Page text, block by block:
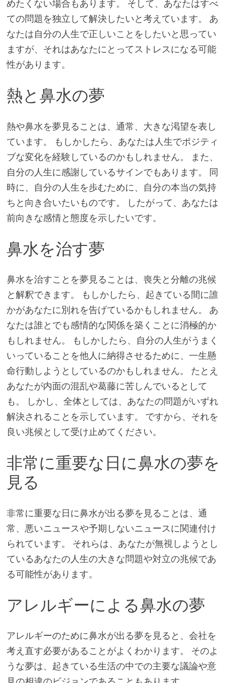
めたくない場合もあります。 そして、あなたはすべ
ての問題を独立して解決したいと考えています。 あ
なたは自分の人生で正しいことをしたいと思ってい
ますが、それはあなたにとってストレスになる可能
性があります。
熱と鼻水の夢
熱や鼻水を夢見ることは、通常、大きな渇望を表し
ています。 もしかしたら、あなたは人生でポジティ
ブな変化を経験しているのかもしれません。 また、
自分の人生に感謝しているサインでもあります。 同
時に、自分の人生を歩むために、自分の本当の気持
ちと向き合いたいものです。 したがって、あなたは
前向きな感情と態度を示したいです。
鼻水を治す夢
鼻水を治すことを夢見ることは、喪失と分離の兆候
と解釈できます。 もしかしたら、起きている間に誰
かがあなたに別れを告げているかもしれません。 あ
なたは誰とでも感情的な関係を築くことに消極的か
もしれません。 もしかしたら、自分の人生がうまく
いっていることを他人に納得させるために、一生懸
命行動しようとしているのかもしれません。 たとえ
あなたが内面の混乱や葛藤に苦しんでいるとして
も。 しかし、全体としては、あなたの問題がいずれ
解決されることを示しています。 ですから、それを
良い兆候として受け止めてください。
非常に重要な日に鼻水の夢を
見る
非常に重要な日に鼻水が出る夢を見ることは、通
常、悪いニュースや予期しないニュースに関連付け
られています。 それらは、あなたが無視しようとし
ているあなたの人生の大きな問題や対立の兆候であ
る可能性があります。
アレルギーによる鼻水の夢
アレルギーのために鼻水が出る夢を見ると、会社を
考え直す必要があることがよくわかります。 そのよ
うな夢は、起きている生活の中での主要な議論や意